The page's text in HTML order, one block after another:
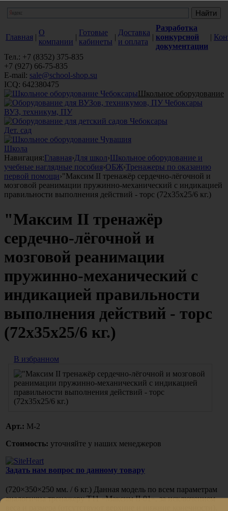
Главная |
О
компании
|
Готовые
кабинеты
|
Доставка
и оплата
|
Разработка
конкурсной
документации
|
Тел.: +7 (8352) 375-835
+7 (927) 66-75-835
E-mail: sale@school-shop.su
ICQ: 642380475
Школьное оборудование
ВУЗ, техникум, ПУ
Дет. сад
Школа
Навигация:Главная›Для школ›Школьное оборудование и
учебные наглядные пособия›ОБЖ›Тренажеры по оказанию
первой помощи›"Максим II тренажёр сердечно-лёгочной и
мозговой реанимации пружинно-механический с индикацией
правильности выполнения действий - торс (72х35х25/6 кг.)
"Максим II тренажёр
сердечно-лёгочной и
мозговой реанимации
пружинно-механический с
индикацией правильности
выполнения действий - торс
(72х35х25/6 кг.)
В избранном
Арт.: М-2
Стоимость: уточняйте у наших менеджеров
Задать нам вопрос по данному товару
(720×350×250 мм. / 6 кг.) Данная модель по всем параметрам
аналогична тренажеру Т11 «МаксимII-01», за исключением